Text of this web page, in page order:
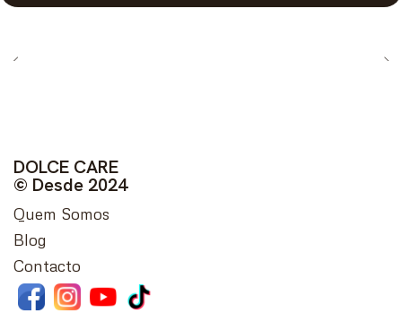
DOLCE CARE
© Desde 2024
Quem Somos
Blog
Contacto